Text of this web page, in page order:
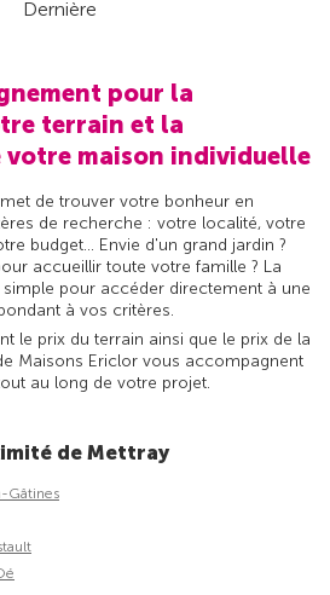
Dernière
pour la
terrain et la
maison individuelle
de trouver votre bonheur en
de recherche : votre localité, votre
budget... Envie d'un grand jardin ?
accueillir toute votre famille ? La
pour accéder directement à une
à vos critères.
le prix du terrain ainsi que le prix de la
Maisons Ericlor vous accompagnent
au long de votre projet.
de Mettray
Gâtines